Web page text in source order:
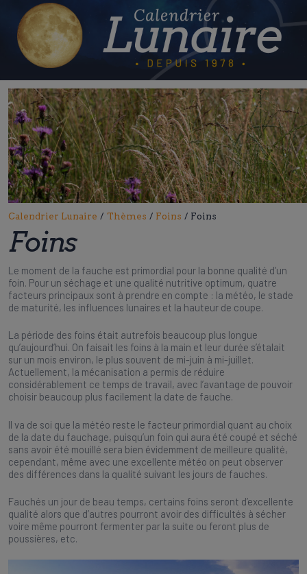
content
Calendrier Lunaire / Thèmes / Foins / Foins
Foins
Le moment de la fauche est primordial pour la bonne qualité d’un
foin. Pour un séchage et une qualité nutritive optimum, quatre
facteurs principaux sont à prendre en compte : la météo, le stade
de maturité, les influences lunaires et la hauteur de coupe.
La période des foins était autrefois beaucoup plus longue
qu’aujourd’hui. On faisait les foins à la main et leur durée s’étalait
sur un mois environ, le plus souvent de mi-juin à mi-juillet.
Actuellement, la mécanisation a permis de réduire
considérablement ce temps de travail, avec l’avantage de pouvoir
choisir beaucoup plus facilement la date de fauche.
Il va de soi que la météo reste le facteur primordial quant au choix
de la date du fauchage, puisqu’un foin qui aura été coupé et séché
sans avoir été mouillé sera bien évidemment de meilleure qualité,
cependant, même avec une excellente météo on peut observer
des différences dans la qualité suivant les jours de fauches.
Fauchés un jour de beau temps, certains foins seront d’excellente
qualité alors que d’autres pourront avoir des difficultés à sécher
voire même pourront fermenter par la suite ou feront plus de
poussières, etc.